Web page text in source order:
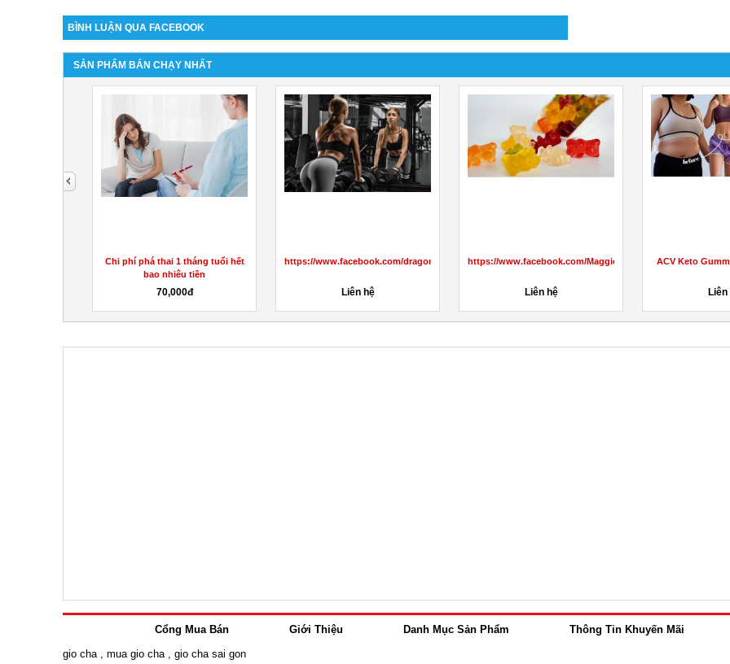
BÌNH LUẬN QUA FACEBOOK
SẢN PHẨM BÁN CHẠY NHẤT
Chi phí phá thai 1 tháng tuổi hết
bao nhiêu tiền
70,000đ
https://www.facebook.com/dragonsdenketogummiesreviewuk/
Liên hệ
https://www.facebook.com/MaggieBeerGummiesAustralia/
Liên hệ
ACV Keto
Liên
Cổng Mua Bán Giới Thiệu Danh Mục Sản Phẩm Thông Tin Khuyến Mãi
gio cha
mua gio cha gio cha sai gon